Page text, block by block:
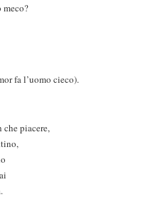
meco?
cieco).
che piacere,